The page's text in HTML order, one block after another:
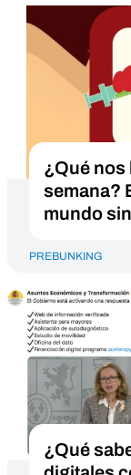
¿Qué nos
semana?
mundo
PREBUNKING
¿Qué